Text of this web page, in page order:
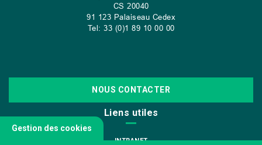
CS 20040
91 123 Palaiseau Cedex
Tel: 33 (0)1 89 10 00 00
NOUS CONTACTER
Liens utiles
INTRANET
Gestion des cookies